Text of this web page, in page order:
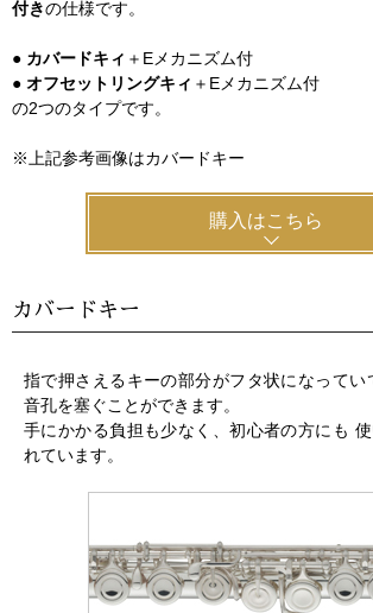
付きの仕様です。
● カバードキィ ＋Eメカニズム付
● オフセットリングキィ ＋Eメカニズム付
の2つのタイプです。
※上記参考画像はカバードキー
購入はこちら
カバードキー
指で押さえるキーの部分がフタ状になってい
音孔を塞ぐことができます。
手にかかる負担も少なく、初心者の方にも
れています。